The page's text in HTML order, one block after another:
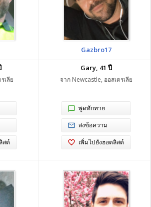
เลีย
สต์
Gazbro17
Gary, 41 ปี
จาก Newcastle, ออสเตรเลีย
พูดทักทาย
ส่งข้อความ
เพิ่มไปยังฮอตลิสต์